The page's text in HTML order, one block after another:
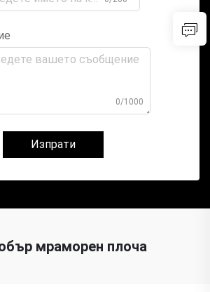
0/1000
Изпрати
мраморен плоча